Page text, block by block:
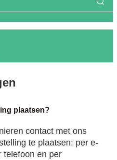
plaatsen?
contact met ons
te plaatsen: per e-
telefoon en per